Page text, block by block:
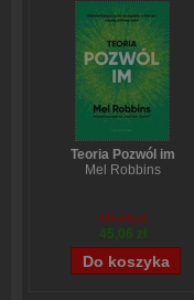
Teoria Pozwól im
Mel Robbins
59,74 zł
45,06 zł